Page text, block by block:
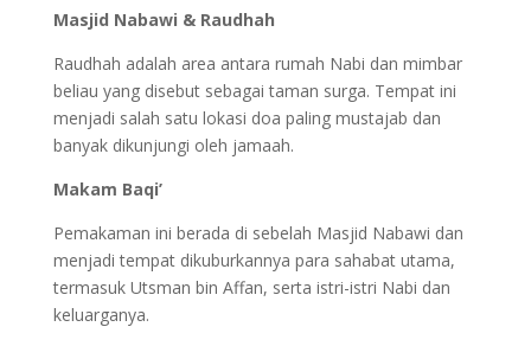
Masjid Nabawi & Raudhah
Raudhah adalah area antara rumah Nabi dan mimbar
beliau yang disebut sebagai taman surga. Tempat ini
menjadi salah satu lokasi doa paling mustajab dan
banyak dikunjungi oleh jamaah.
Makam Baqi’
Pemakaman ini berada di sebelah Masjid Nabawi dan
menjadi tempat dikuburkannya para sahabat utama,
termasuk Utsman bin Affan, serta istri-istri Nabi dan
keluarganya.